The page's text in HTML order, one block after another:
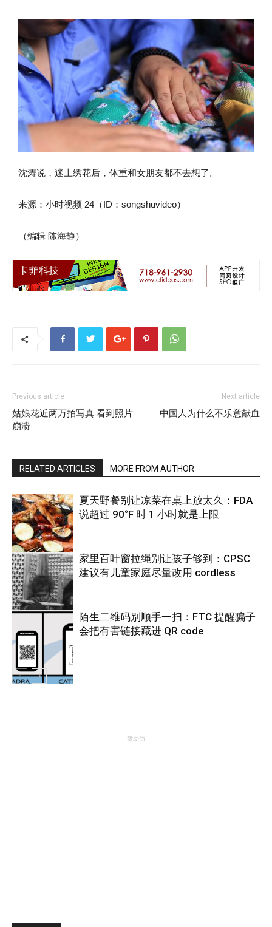
沈涛说，迷上绣花后，体重和女朋友都不去想了。
来源：小时视频 24（ID：songshuvideo）
（编辑 陈海静）
Previous article
姑娘花近两万拍写真 看到照片
崩溃
Next article
中国人为什么不乐意献血
RELATED ARTICLES MORE FROM AUTHOR
热点
夏天野餐别让凉菜在桌上放太久：FDA
说超过 90°F 时 1 小时就是上限
热点
家里百叶窗拉绳别让孩子够到：CPSC
建议有儿童家庭尽量改用 cordless
陌生二维码别顺手一扫：FTC 提醒骗子
会把有害链接藏进 QR code
- 赞助商 -